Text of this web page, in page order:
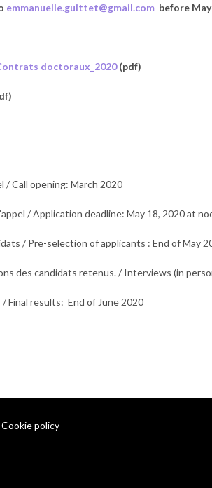
emmanuelle.guittet@gmail.com before
doctoraux_2020(pdf)
/ Call opening: March 2020
/ Application deadline: May 18, 2020 at
/ Pre-selection of applicants : End of May
des candidats retenus. / Interviews (in
Final results: End of June 2020
Cookie policy